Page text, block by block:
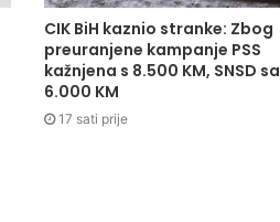
CIK BiH kaznio stranke: Zbog
preuranjene kampanje PSS
kažnjena s 8.500 KM, SNSD sa
6.000 KM
17 sati prije